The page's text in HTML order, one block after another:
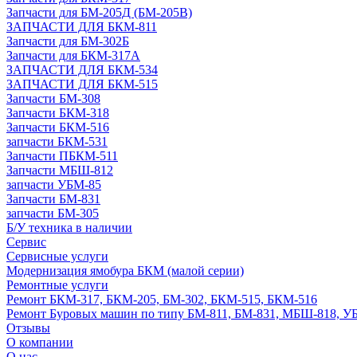
Запчасти для БМ-205Д (БМ-205В)
ЗАПЧАСТИ ДЛЯ БКМ-811
Запчасти для БМ-302Б
Запчасти для БКМ-317А
ЗАПЧАСТИ ДЛЯ БКМ-534
ЗАПЧАСТИ ДЛЯ БКМ-515
Запчасти БМ-308
Запчасти БКМ-318
Запчасти БКМ-516
запчасти БКМ-531
Запчасти ПБКМ-511
Запчасти МБШ-812
запчасти УБМ-85
Запчасти БМ-831
запчасти БМ-305
Б/У техника в наличии
Сервис
Сервисные услуги
Модернизация ямобура БКМ (малой серии)
Ремонтные услуги
Ремонт БКМ-317, БКМ-205, БМ-302, БКМ-515, БКМ-516
Ремонт Буровых машин по типу БМ-811, БМ-831, МБШ-818,
Отзывы
О компании